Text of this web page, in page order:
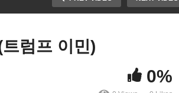
럼프 이민)
0%